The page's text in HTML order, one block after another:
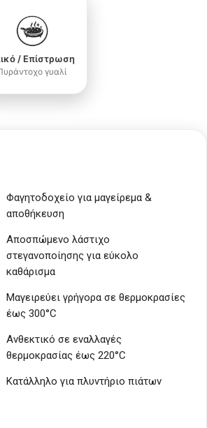
/ Επίστρωση
γυαλί
Φαγητοδοχείο για μαγείρεμα &
αποθήκευση
Αποσπώμενο λάστιχο
στεγανοποίησης για εύκολο
καθάρισμα
Μαγειρεύει γρήγορα σε θερμοκρασίες
έως 300°C
Ανθεκτικό σε εναλλαγές
θερμοκρασίας έως 220°C
Κατάλληλο για πλυντήριο πιάτων